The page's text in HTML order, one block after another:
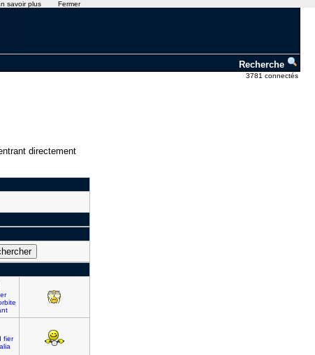
Recherche
3781 connectés
directement
fier
savoir plus Fermer